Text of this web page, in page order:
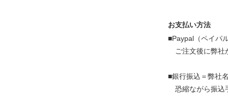
お支払い方法
■Paypal（ペイパ
ご注文後に弊社
■銀行振込＝弊社
恐縮ながら振込